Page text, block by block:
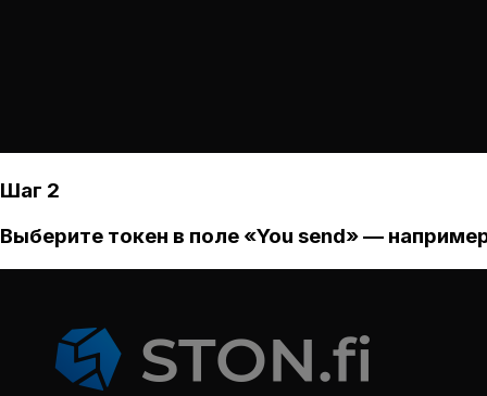
Шаг 2
Выберите токен в поле «You send» —